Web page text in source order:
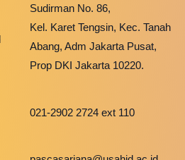
Sudirman No. 86,
Kel. Karet Tengsin, Kec. Tanah
Abang, Adm Jakarta Pusat,
Prop DKI Jakarta 10220.
021-2902 2724 ext 110